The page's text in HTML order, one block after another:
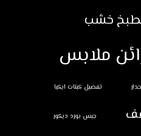
خشب
ملابس
تفصيل كبتات ايكيا
جبس بورد ديكور